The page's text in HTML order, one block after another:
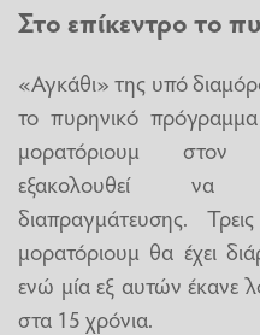
Στο επίκεντρο το
«Αγκάθι» της υπό
το πυρηνικό
μορατόριουμ στον
εξακολουθεί να
διαπραγμάτευσης.
μορατόριουμ θα έχει
ενώ μία εξ αυτών έκανε
στα 15 χρόνια.